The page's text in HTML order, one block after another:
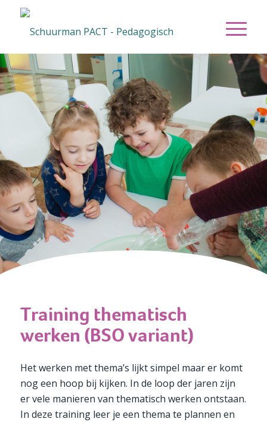
Training thematisch
werken (BSO variant)
Het werken met thema’s lijkt simpel maar er komt
nog een hoop bij kijken. In de loop der jaren zijn
er vele manieren van thematisch werken ontstaan.
In deze training leer je een thema te plannen en